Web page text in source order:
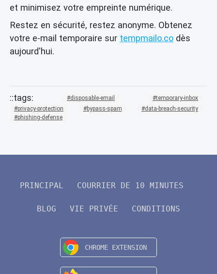
et minimisez votre empreinte numérique.
Restez en sécurité, restez anonyme. Obtenez
votre e-mail temporaire sur tempmailo.co dès
aujourd'hui.
disposable-email
temporary-inbox
privacy-protection
bypass-spam
data-breach-security
phishing-defense
PRINCIPAL COURRIER DE 10 MINUTES
BLOG VIE PRIVÉE CONDITIONS